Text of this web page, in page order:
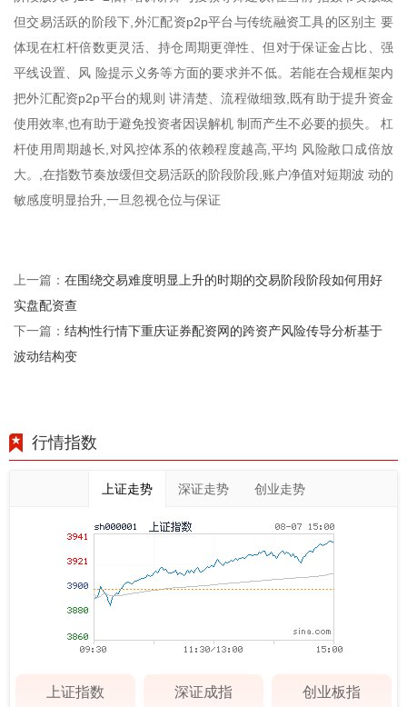
但交易活跃的阶段下,外汇配资p2p平台与传统融资工具的区别主 要
体现在杠杆倍数更灵活、持仓周期更弹性、但对于保证金占比、强
平线设置、风 险提示义务等方面的要求并不低。若能在合规框架内
把外汇配资p2p平台的规则 讲清楚、流程做细致,既有助于提升资金
使用效率,也有助于避免投资者因误解机 制而产生不必要的损失。 杠
杆使用周期越长,对风控体系的依赖程度越高,平均 风险敞口成倍放
大。,在指数节奏放缓但交易活跃的阶段阶段,账户净值对短期波 动的
敏感度明显抬升,一旦忽视仓位与保证
上一篇： 在围绕交易难度明显上升的时期的交易阶段阶段如何用好
实盘配资查
下一篇： 结构性行情下重庆证券配资网的跨资产风险传导分析基于
波动结构变
行情指数
上证走势 深证走势 创业走势
上证指数 深证成指 创业板指